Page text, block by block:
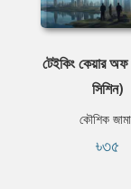
টেইকিং কেয়ার
সিশিন)
কৌশিক
৳৩৫